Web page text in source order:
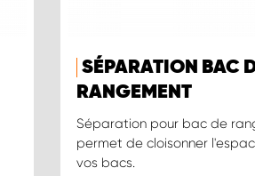
SÉPARATION BAC
RANGEMENT
Séparation pour bac de
permet de cloisonner
vos bacs.